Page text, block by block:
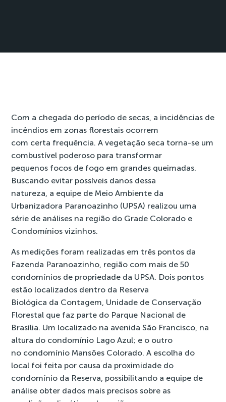
Com a chegada do período de secas, a incidências de
incêndios em zonas florestais ocorrem
com certa frequência. A vegetação seca torna-se um
combustível poderoso para transformar
pequenos focos de fogo em grandes queimadas.
Buscando evitar possíveis danos dessa
natureza, a equipe de Meio Ambiente da
Urbanizadora Paranoazinho (UPSA) realizou uma
série de análises na região do Grade Colorado e
Condomínios vizinhos.
As medições foram realizadas em três pontos da
Fazenda Paranoazinho, região com mais de 50
condomínios de propriedade da UPSA. Dois pontos
estão localizados dentro da Reserva
Biológica da Contagem, Unidade de Conservação
Florestal que faz parte do Parque Nacional de
Brasília. Um localizado na avenida São Francisco, na
altura do condomínio Lago Azul; e o outro
no condomínio Mansões Colorado. A escolha do
local foi feita por causa da proximidade do
condomínio da Reserva, possibilitando a equipe de
análise obter dados mais precisos sobre as